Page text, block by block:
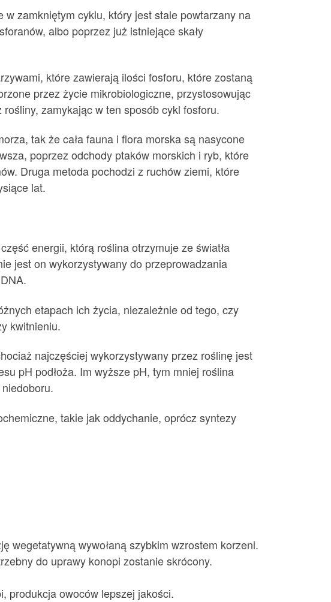
zamkniętym cyklu, który jest stale powtarzany na
albo poprzez już istniejące skały
które zawierają ilości fosforu, które zostaną
przez życie mikrobiologiczne, przystosowując
zamykając w ten sposób cykl fosforu.
tak że cała fauna i flora morska są nasycone
poprzez odchody ptaków morskich i ryb, które
Druga metoda pochodzi z ruchów ziemi, które
lat.
energii, którą roślina otrzymuje ze światła
jest on wykorzystywany do przeprowadzania
etapach ich życia, niezależnie od tego, czy
kwitnieniu.
najczęściej wykorzystywany przez roślinę jest
pH podłoża. Im wyższe pH, tym mniej roślina
takie jak oddychanie, oprócz syntezy
wegetatywną wywołaną szybkim wzrostem korzeni.
do uprawy konopi zostanie skrócony.
produkcja owoców lepszej jakości.